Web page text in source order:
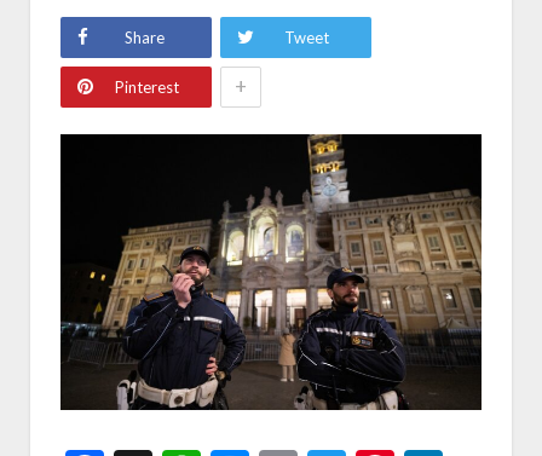
Share Tweet
Pinterest +